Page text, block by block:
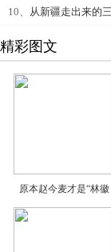
10、 从新疆走出来的
精彩图文
原本赵今麦才是“林徽